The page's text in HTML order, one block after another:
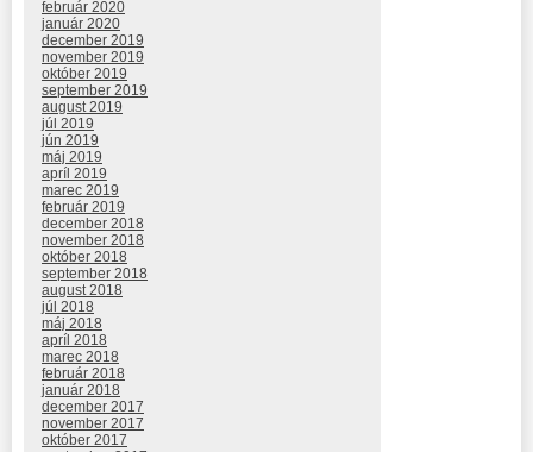
február 2020
január 2020
december 2019
november 2019
október 2019
september 2019
august 2019
júl 2019
jún 2019
máj 2019
apríl 2019
marec 2019
február 2019
december 2018
november 2018
október 2018
september 2018
august 2018
júl 2018
máj 2018
apríl 2018
marec 2018
február 2018
január 2018
december 2017
november 2017
október 2017